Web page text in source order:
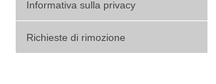
Informativa sulla privacy
Richieste di rimozione